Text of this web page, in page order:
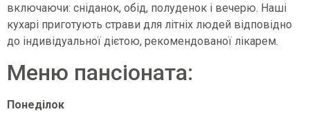
включаючи: сніданок, обід, полуденок і вечерю. Наші
кухарі приготують страви для літніх людей відповідно
до індивідуальної дієтою, рекомендованої лікарем.
Меню пансіоната:
Понеділок